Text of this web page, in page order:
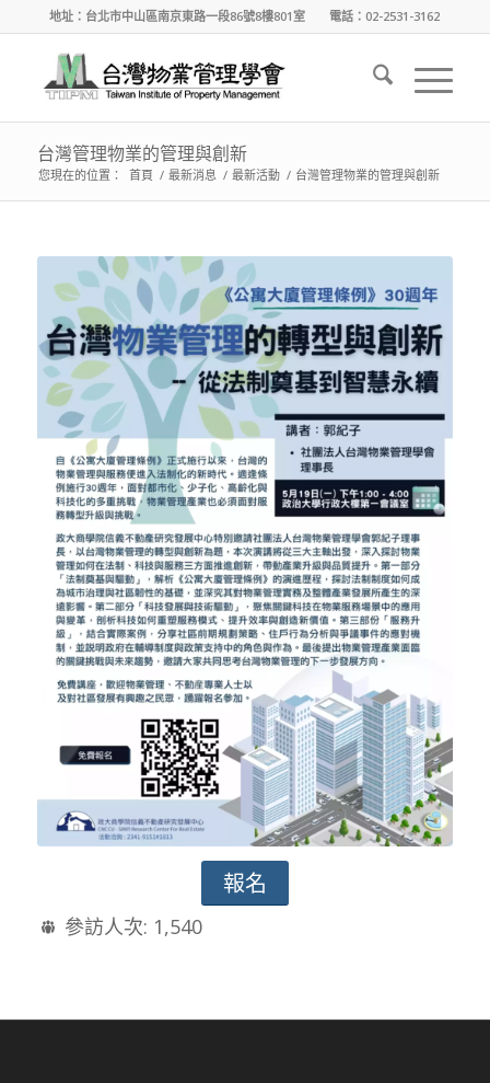
地址：台北市中山區南京東路一段86號8樓801室 電話：02-2531-3162
台灣管理物業的管理與創新
您現在的位置： 首頁 / 最新消息 / 最新活動 / 台灣管理物業的管理與創新
報名
參訪人次: 1,540